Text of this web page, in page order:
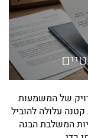
של המשמעות
עלולה להוביל
המשלבת הבנה